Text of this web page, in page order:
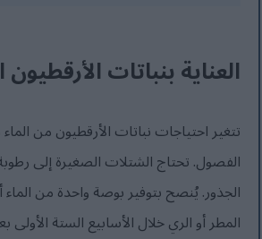
العناية بنباتات الأرقطيون
تتغير احتياجات نباتات الأرقطيون من
الفصول. تحتاج الشتلات الصغيرة إلى
الجذور. يُنصح بتوفير بوصة واحدة من
المطر أو الري خلال الأسابيع الستة الأولى